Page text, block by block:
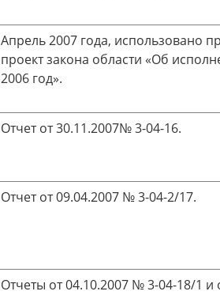
Апрель 2007 года, использовано
проект закона области «Об
2006 год».
Отчет от 30.11.2007№ 3-04-16.
Отчет от 09.04.2007 № 3-04-2/17.
Отчеты от 04.10.2007 № 3-04-18/1 и